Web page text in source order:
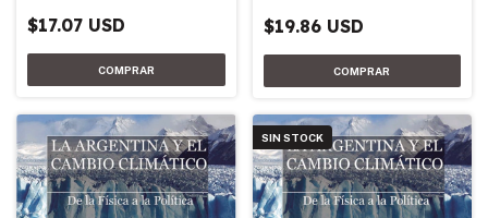
$17.07 USD $19.86 USD
SIN STOCK